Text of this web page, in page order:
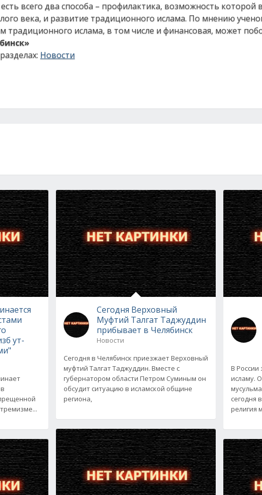
всего два способа – профилактика, возможность которой
века, и развитие традиционного ислама. По мнению
традиционного ислама, в том числе и финансовая, может
Новости
ут-
Сегодня Верховный
Муфтий Талгат Таджуддин
прибывает в Челябинск
Новости
Сегодня в Челябинск приезжает Верховный
муфтий Талгат Таджуддин. Вместе с
губернатором области Петром Суминым он
обсудит ситуацию в исламской общине
региона,
В
исламу.
сегодня
религия